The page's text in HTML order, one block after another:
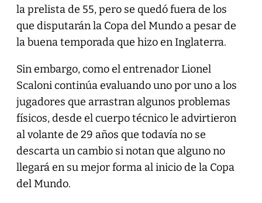
la prelista de 55, pero se quedó fuera de los
que disputarán la Copa del Mundo a pesar de
la buena temporada que hizo en Inglaterra.
Sin embargo, como el entrenador Lionel
Scaloni continúa evaluando uno por uno a los
jugadores que arrastran algunos problemas
físicos, desde el cuerpo técnico le advirtieron
al volante de 29 años que todavía no se
descarta un cambio si notan que alguno no
llegará en su mejor forma al inicio de la Copa
del Mundo.